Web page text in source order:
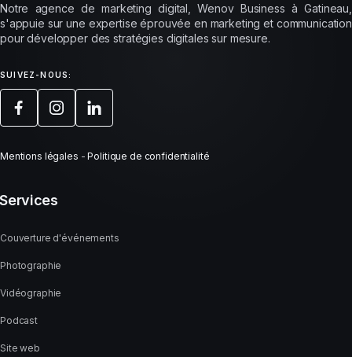
Notre agence de marketing digital, Wenov Business à Gatineau,
s'appuie sur une expertise éprouvée en marketing et communication
pour développer des stratégies digitales sur mesure.
SUIVEZ-NOUS:
Mentions légales -Politique de confidentialité
Services
Couverture d'événements
Photographie
Vidéographie
Podcast
Site web